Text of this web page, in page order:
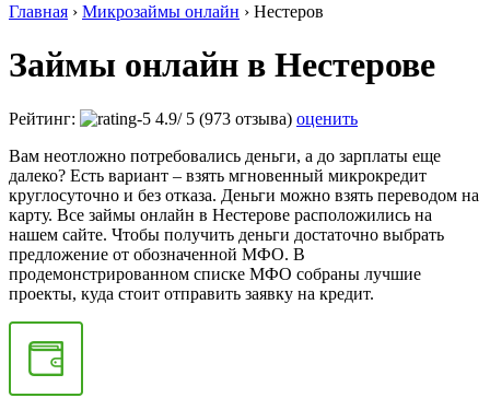
Главная › Микрозаймы онлайн › Нестеров
Займы онлайн в Нестерове
Рейтинг: 4.9/ 5 (973 отзыва) оценить
Вам неотложно потребовались деньги, а до зарплаты еще
далеко? Есть вариант – взять мгновенный микрокредит
круглосуточно и без отказа. Деньги можно взять переводом на
карту. Все займы онлайн в Нестерове расположились на
нашем сайте. Чтобы получить деньги достаточно выбрать
предложение от обозначенной МФО. В
продемонстрированном списке МФО собраны лучшие
проекты, куда стоит отправить заявку на кредит.